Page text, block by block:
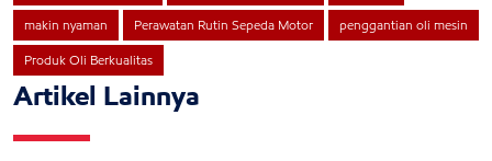
makin nyaman Perawatan Rutin Sepeda Motor penggantian oli mesin
Produk Oli Berkualitas
Artikel Lainnya